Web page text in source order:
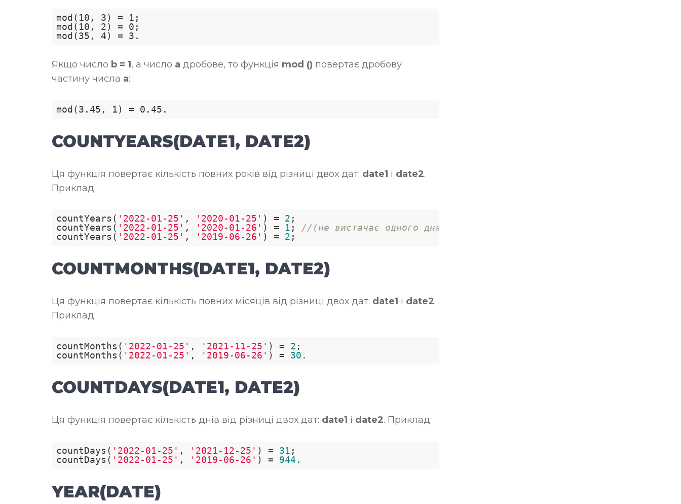
mod(10, 3) = 1;
mod(10, 2) = 0;
Якщо число b = 1, а число a дробове, то функція mod () повертає дробову
частину числа a:
COUNTYEARS(DATE1, DATE2)
Ця функція повертає кількість повних років від різниці двох дат: date1 і date2.
Приклад:
countYears( '2022-01-25' , '2020-01-25' ) = 2 ;
countYears( '2022-01-25' , '2020-01-26' ) = 1 ; //(не вистачає одного дня для повних двох років)
countYears( '2022-01-25' , '2019-06-26' ) = 2
COUNTMONTHS(DATE1, DATE2)
Ця функція повертає кількість повних місяців від різниці двох дат: date1 і date2.
Приклад:
countMonths( '2022-01-25' , '2021-11-25' ) = 2 ;
countMonths( '2022-01-25' , '2019-06-26' ) = 30.
COUNTDAYS(DATE1, DATE2)
Ця функція повертає кількість днів від різниці двох дат: date1 і date2. Приклад:
countDays( '2022-01-25' , '2021-12-25' ) = 31 ;
countDays( '2022-01-25' , '2019-06-26' ) = 944.
YEAR(DATE)